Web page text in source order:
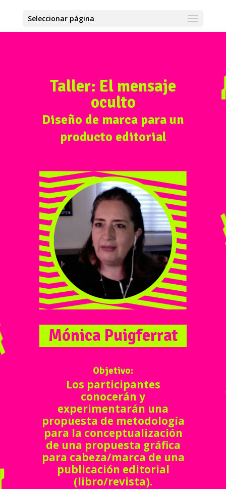
Seleccionar página
Taller: El mensaje
oculto
Diseño de marca para un
producto editorial
Mónica Puigferrat
Objetivo:
Los participantes
conocerán y
experimentarán una
propuesta de metodología
para la conceptualización
de una propuesta gráfica
para cabeza/marca de una
publicación editorial
(libro/revista).